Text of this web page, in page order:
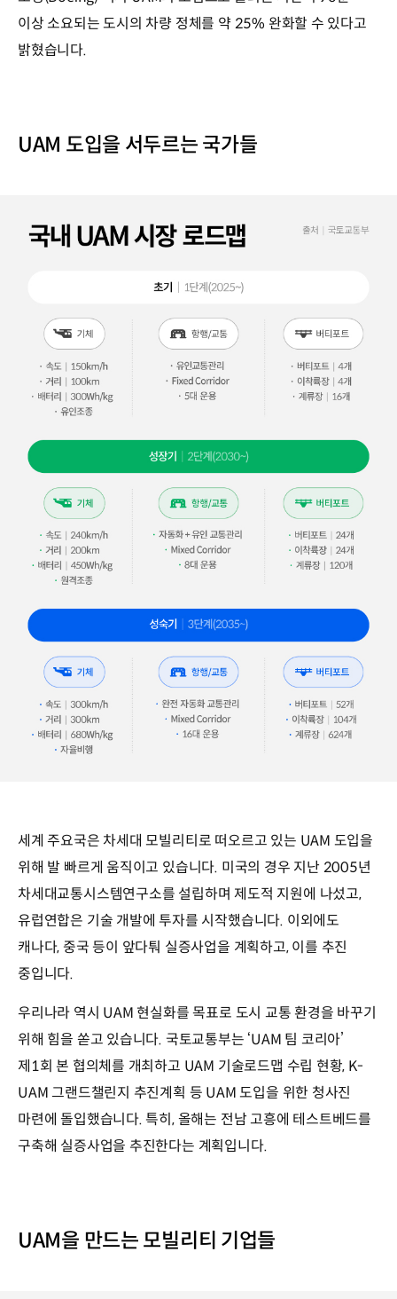
이상 소요되는 도시의 차량 정체를 약 25% 완화할 수 있다고
밝혔습니다.
UAM 도입을 서두르는 국가들
세계 주요국은 차세대 모빌리티로 떠오르고 있는 UAM 도입을
위해 발 빠르게 움직이고 있습니다. 미국의 경우 지난 2005년
차세대교통시스템연구소를 설립하며 제도적 지원에 나섰고,
유럽연합은 기술 개발에 투자를 시작했습니다. 이외에도
캐나다, 중국 등이 앞다퉈 실증사업을 계획하고, 이를 추진
중입니다.
우리나라 역시 UAM 현실화를 목표로 도시 교통 환경을 바꾸기
위해 힘을 쏟고 있습니다. 국토교통부는 ‘UAM 팀 코리아’
제1회 본 협의체를 개최하고 UAM 기술로드맵 수립 현황, K-
UAM 그랜드챌린지 추진계획 등 UAM 도입을 위한 청사진
마련에 돌입했습니다. 특히, 올해는 전남 고흥에 테스트베드를
구축해 실증사업을 추진한다는 계획입니다.
UAM을 만드는 모빌리티 기업들